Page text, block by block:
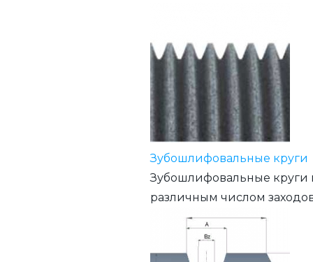
Зубошлифовальные круги
Зубошлифовальные круги
различным числом